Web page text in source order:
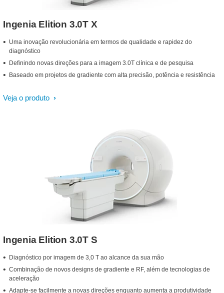
Ingenia Elition 3.0T X
Uma inovação revolucionária em termos de qualidade e rapidez do
diagnóstico
Definindo novas direções para a imagem 3.0T clínica e de pesquisa
Baseado em projetos de gradiente com alta precisão, potência e resistência
Veja o produto
Ingenia Elition 3.0T S
Diagnóstico por imagem de 3,0 T ao alcance da sua mão
Combinação de novos designs de gradiente e RF, além de tecnologias de
aceleração
Adapte-se facilmente a novas direções enquanto aumenta a produtividade